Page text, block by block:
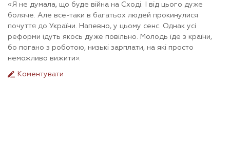
«Я не думала, що буде війна на Сході. І від цього дуже
боляче. Але все-таки в багатьох людей прокинулися
почуття до України. Напевно, у цьому сенс. Однак усі
реформи ідуть якось дуже повільно. Молодь їде з країни,
бо погано з роботою, низькі зарплати, на які просто
неможливо вижити».
Коментувати